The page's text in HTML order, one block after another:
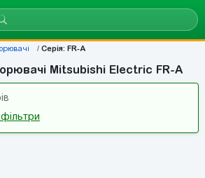
Серія: FR-A
Mitsubishi Electric FR-A